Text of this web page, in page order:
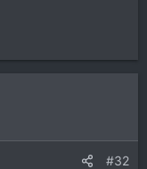
#32